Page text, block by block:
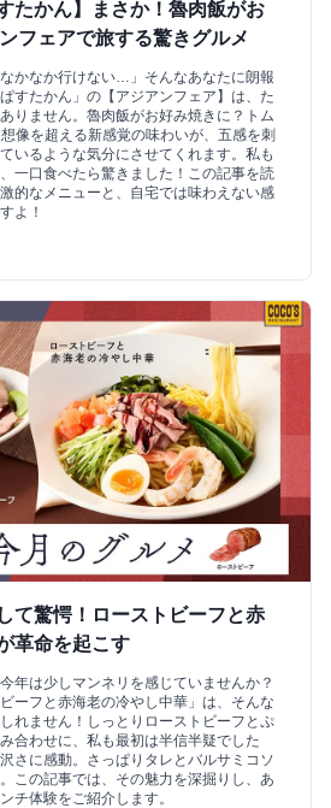
たかん】まさか！魯肉飯がお
フェアで旅する驚きグルメ
なかなか行けない…」そんなあなたに朗報
すたかん」の【アジアンフェア】は、た
りません。魯肉飯がお好み焼きに？トム
像を超える新感覚の味わいが、五感を刺
いるような気分にさせてくれます。私も
一口食べたら驚きました！この記事を読
的なメニューと、自宅では味わえない感
よ！
て驚愕！ローストビーフと赤
革命を起こす
年は少しマンネリを感じていませんか？
ーフと赤海老の冷やし中華」は、そんな
れません！しっとりローストビーフとぷ
合わせに、私も最初は半信半疑でした
さに感動。さっぱりタレとバルサミコソ
この記事では、その魅力を深掘りし、あ
チ体験をご紹介します。